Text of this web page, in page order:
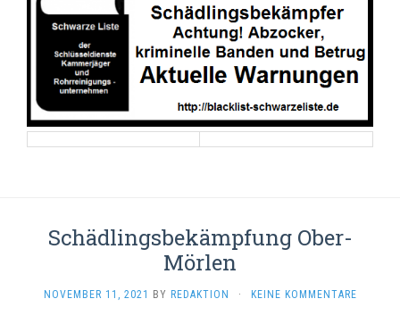
Schädlingsbekämpfung Ober-
Mörlen
NOVEMBER 11, 2021 BY REDAKTION · KEINE KOMMENTARE